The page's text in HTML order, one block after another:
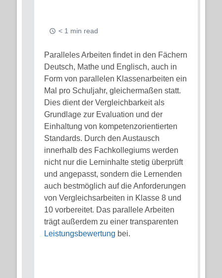
< 1 min read
Paralleles Arbeiten findet in den Fächern
Deutsch, Mathe und Englisch, auch in
Form von parallelen Klassenarbeiten ein
Mal pro Schuljahr, gleichermaßen statt.
Dies dient der Vergleichbarkeit als
Grundlage zur Evaluation und der
Einhaltung von kompetenzorientierten
Standards. Durch den Austausch
innerhalb des Fachkollegiums werden
nicht nur die Lerninhalte stetig überprüft
und angepasst, sondern die Lernenden
auch bestmöglich auf die Anforderungen
von Vergleichsarbeiten in Klasse 8 und
10 vorbereitet. Das parallele Arbeiten
trägt außerdem zu einer transparenten
Leistungsbewertung bei.